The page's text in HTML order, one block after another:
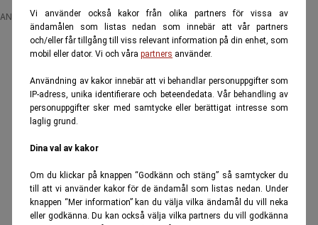
Vi använder också kakor från olika partners för vissa av
ändamålen som listas nedan som innebär att vår partners
och/eller får tillgång till viss relevant information på din enhet, som
mobil eller dator. Vi och våra partners använder.
Användning av kakor innebär att vi behandlar personuppgifter som
IP-adress, unika identifierare och beteendedata. Vår behandling av
personuppgifter sker med samtycke eller berättigat intresse som
laglig grund.
Dina val av kakor
Om du klickar på knappen “Godkänn och stäng” så samtycker du
till att vi använder kakor för de ändamål som listas nedan. Under
knappen “Mer information” kan du välja vilka ändamål du vill neka
eller godkänna. Du kan också välja vilka partners du vill godkänna
ANNONS